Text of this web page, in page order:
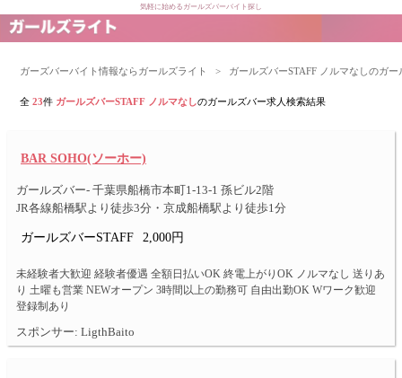
気軽に始めるガールズバーバイト探し
ガーズバーバイト情報ならガールズライト > ガールズバーSTAFF ノルマなしのガ
全23件 ガールズバーSTAFF ノルマなしのガールズバー求人検索結果
BAR SOHO(ソーホー)
ガールズバー- 千葉県船橋市本町1-13-1 孫ビル2階
JR各線船橋駅より徒歩3分・京成船橋駅より徒歩1分
ガールズバーSTAFF 2,000円
未経験者大歓迎 経験者優遇 全額日払いOK 終電上がりOK ノルマなし 送りあ
り 土曜も営業 NEWオープン 3時間以上の勤務可 自由出勤OK Wワーク歓迎
登録制あり
スポンサー: LigthBaito